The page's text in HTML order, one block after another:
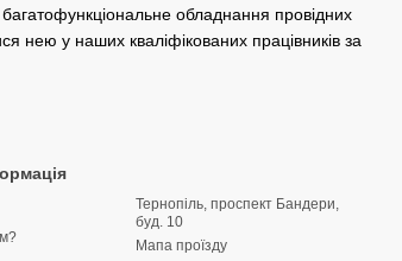
обладнання провідних
нею у наших кваліфікованих працівників за
Тернопіль, проспект Бандери,
буд. 10
Мапа проїзду